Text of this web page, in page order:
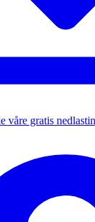
våre gratis